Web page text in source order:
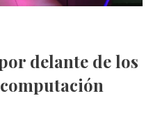
delante de los